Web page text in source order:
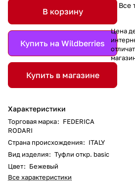
В корзину
Купить на Wildberries
Купить в магазине
Характеристики
Торговая марка: FEDERICA
RODARI
Страна происхождения: ITALY
Вид изделия: Туфли откр. basic
Цвет: Бежевый
Все характеристики
Все
Цена